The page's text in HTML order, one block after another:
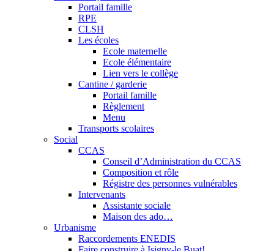
Portail famille
RPE
CLSH
Les écoles
Ecole maternelle
Ecole élémentaire
Lien vers le collège
Cantine / garderie
Portail famille
Règlement
Menu
Transports scolaires
Social
CCAS
Conseil d’Administration du CCAS
Composition et rôle
Régistre des personnes vulnérables
Intervenants
Assistante sociale
Maison des ado…
Urbanisme
Raccordements ENEDIS